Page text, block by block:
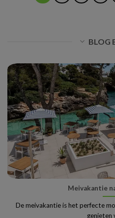
BLOG
Meivakantie
De meivakantie is het perfecte
genieten